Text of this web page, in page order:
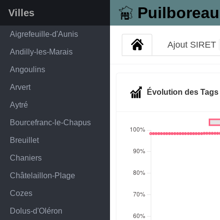
Puilboreau
Villes
Aigrefeuille-d'Aunis
Andilly-les-Marais
Angoulins
Arvert
Aytré
Bourcefranc-le-Chapus
Breuillet
Chaniers
Châtelaillon-Plage
Cozes
Dolus-d'Oléron
Ajout SIRET
Évolution des